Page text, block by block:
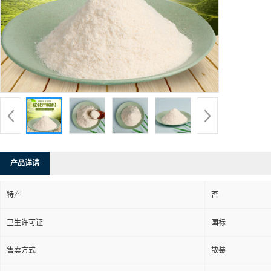
产品详请
特产 否
卫生许可证 国标
售卖方式 散装